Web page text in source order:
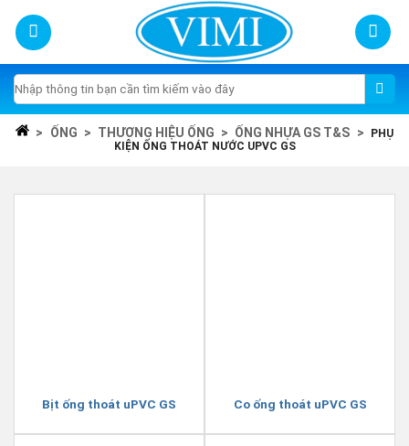
content
Tìm
kiếm:
> ỐNG > THƯƠNG HIỆU ỐNG > ỐNG NHỰA GS T&S >
PHỤ
KIỆN ỐNG THOÁT NƯỚC UPVC GS
Bịt ống thoát uPVC GS Co ống thoát uPVC GS